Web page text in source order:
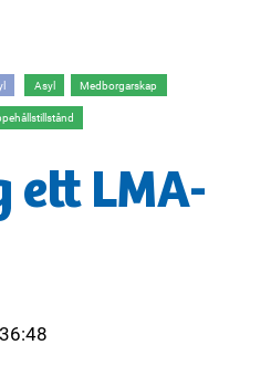
Asyl Medborgarskap
ett LMA-